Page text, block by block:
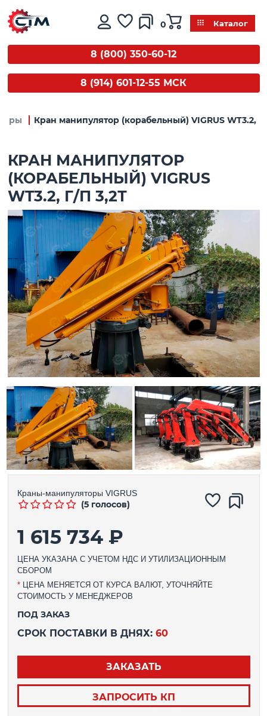
0 Каталог
8 (800) 350-60-12
8 (914) 601-12-55 МСК
Кран манипулятор (корабельный) VIGRUS WT3.2, г/
КРАН МАНИПУЛЯТОР
(КОРАБЕЛЬНЫЙ) VIGRUS
WT3.2, Г/П 3,2Т
Краны-манипуляторы VIGRUS
(5 голосов)
1 615 734 ₽
ЦЕНА УКАЗАНА С УЧЕТОМ НДС И УТИЛИЗАЦИОННЫМ
СБОРОМ
*ЦЕНА МЕНЯЕТСЯ ОТ КУРСА ВАЛЮТ, УТОЧНЯЙТЕ
СТОИМОСТЬ У МЕНЕДЖЕРОВ
ПОД ЗАКАЗ
СРОК ПОСТАВКИ В ДНЯХ: 60
ЗАКАЗАТЬ
ЗАПРОСИТЬ КП